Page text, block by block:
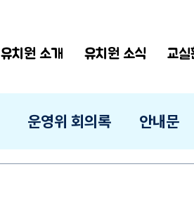
유치원 소개 유치원 소식 교
운영위 회의록 안내문